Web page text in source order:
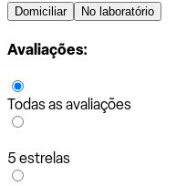
Domiciliar No laboratório
Avaliações:
Todas as avaliações
5 estrelas